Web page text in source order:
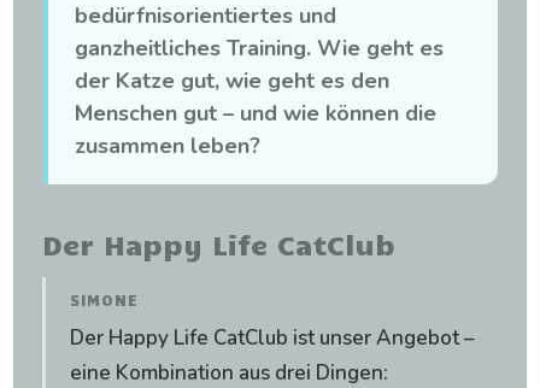
bedürfnisorientiertes und
ganzheitliches Training. Wie geht es
der Katze gut, wie geht es den
Menschen gut – und wie können die
zusammen leben?
Der Happy Life CatClub
SIMONE
Der Happy Life CatClub ist unser Angebot –
eine Kombination aus drei Dingen: